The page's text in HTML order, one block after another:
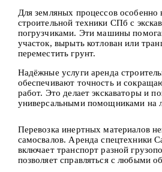
Для земляных процессов особенно
строительной техники СПб с
погрузчиками. Эти машины
участок, вырыть котлован или
переместить грунт.
Надёжные услуги аренда
обеспечивают точность и
работ. Это делает экскаваторы и
универсальными помощниками на
Перевозка инертных материалов
самосвалов. Аренда спецтехники
включает транспорт разной
позволяет справляться с любыми